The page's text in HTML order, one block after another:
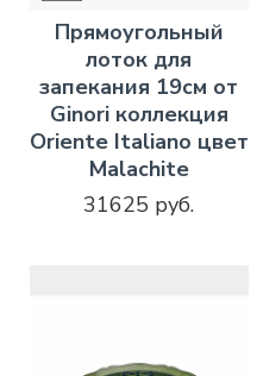
Прямоугольный
лоток для
запекания 19см от
Ginori коллекция
Oriente Italiano цвет
Malachite
31625 руб.